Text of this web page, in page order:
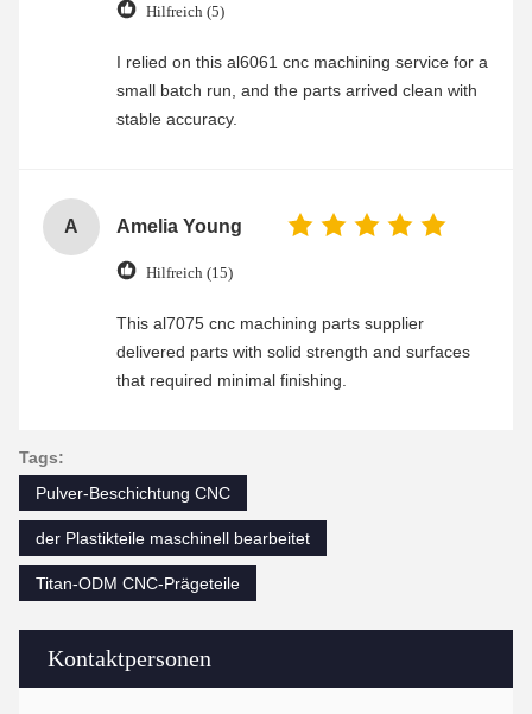
Kontaktpersonen
Hilfreich (5)
I relied on this al6061 cnc machining service for a
small batch run, and the parts arrived clean with
stable accuracy.
A Amelia Young
Hilfreich (15)
This al7075 cnc machining parts supplier
delivered parts with solid strength and surfaces
that required minimal finishing.
Tags:
Pulver-Beschichtung CNC
der Plastikteile maschinell bearbeitet
Titan-ODM CNC-Prägeteile